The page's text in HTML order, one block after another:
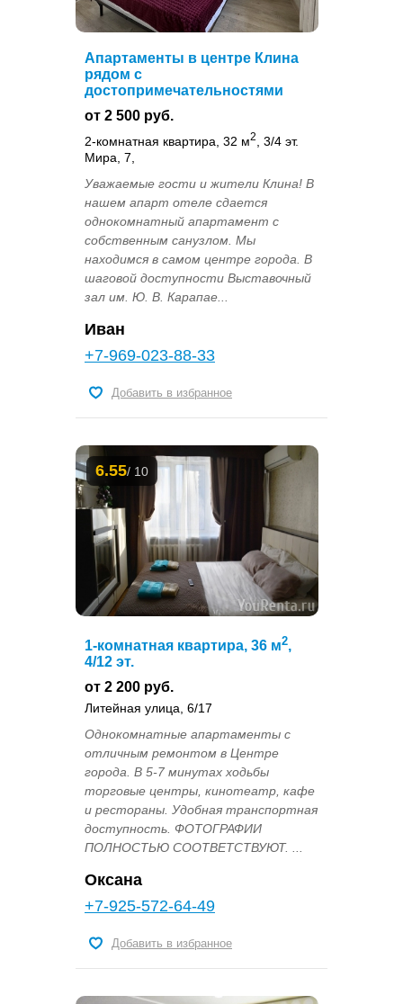
Апартаменты в центре Клина
рядом с
достопримечательностями
от 2 500 руб.
2-комнатная квартира, 32 м2
, 3/4 эт.
Мира, 7,
Уважаемые гости и жители Клина! В
нашем апарт отеле сдается
однокомнатный апартамент с
собственным санузлом. Мы
находимся в самом центре города. В
шаговой доступности Выставочный
зал им. Ю. В. Карапае...
Иван
+7-969-023-88-33
Добавить в избранное
6.55/ 10
1-комнатная квартира, 36 м2,
4/12 эт.
от 2 200 руб.
Литейная улица, 6/17
Однокомнатные апартаменты с
отличным ремонтом в Центре
города. В 5-7 минутах ходьбы
торговые центры, кинотеатр, кафе
и рестораны. Удобная транспортная
доступность. ФОТОГРАФИИ
ПОЛНОСТЬЮ СООТВЕТСТВУЮТ. ...
Оксана
+7-925-572-64-49
Добавить в избранное